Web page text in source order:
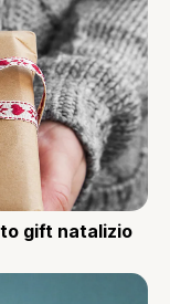
gift natalizio